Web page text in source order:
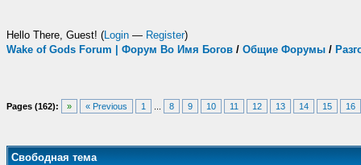
Hello There, Guest! (Login — Register)
Wake of Gods Forum | Форум Во Имя Богов / Общие Форумы /
Pages (162): » « Previous 1 8 9 10 11 12 13 14 15 16
Свободная тема